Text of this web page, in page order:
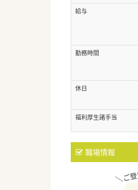
給与
勤務時間
休日
福利厚生諸手当
職場情報